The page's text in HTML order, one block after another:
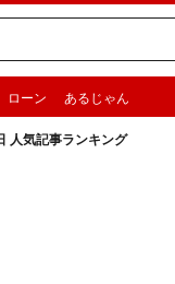
ローン あるじゃん
人気記事ランキング